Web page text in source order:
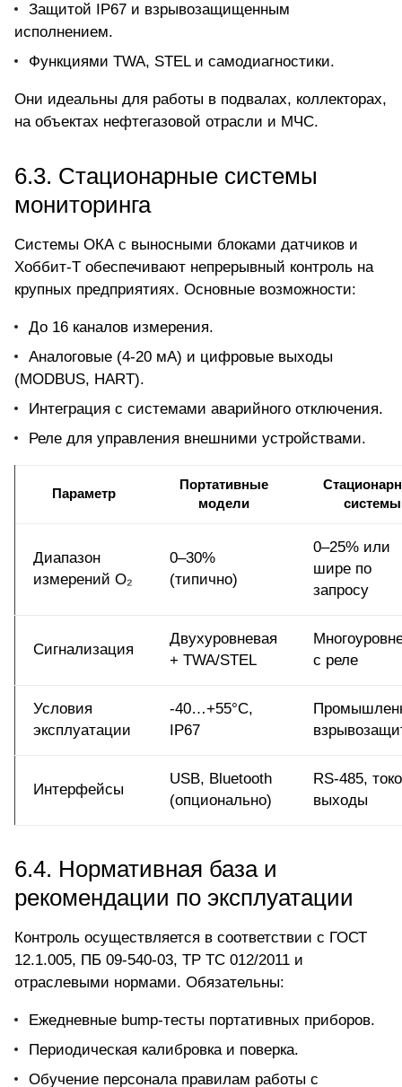
Защитой IP67 и взрывозащищенным
исполнением.
Функциями TWA, STEL и самодиагностики.
Они идеальны для работы в подвалах, коллекторах,
на объектах нефтегазовой отрасли и МЧС.
6.3. Стационарные системы
мониторинга
Системы ОКА с выносными блоками датчиков и
Хоббит-Т обеспечивают непрерывный контроль на
крупных предприятиях. Основные возможности:
До 16 каналов измерения.
Аналоговые (4-20 мА) и цифровые выходы
(MODBUS, HART).
Интеграция с системами аварийного отключения.
Реле для управления внешними устройствами.
Параметр
Портативные
модели
системы
Диапазон
измерений O₂
0–30%
(типично)
0–25% или
шире по
запросу
Сигнализация
Двухуровневая
+ TWA/STEL
с реле
Условия
эксплуатации
-40…+55°C,
IP67
Интерфейсы
USB, Bluetooth
(опционально)
RS-485,
выходы
6.4. Нормативная база и
рекомендации по эксплуатации
Контроль осуществляется в соответствии с ГОСТ
12.1.005, ПБ 09-540-03, ТР ТС 012/2011 и
отраслевыми нормами. Обязательны:
Ежедневные bump-тесты портативных приборов.
Периодическая калибровка и поверка.
Обучение персонала правилам работы с